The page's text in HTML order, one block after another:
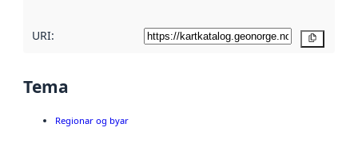
URI:
Tema
Regionar og byar